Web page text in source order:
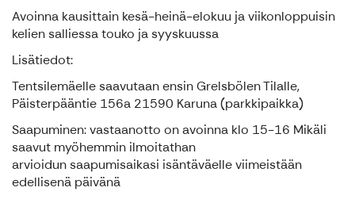
Avoinna kausittain kesä-heinä-elokuu ja viikonloppuisin
kelien salliessa touko ja syyskuussa
Lisätiedot:
Tentsilemäelle saavutaan ensin Grelsbölen Tilalle,
Päisterpääntie 156a 21590 Karuna (parkkipaikka)
Saapuminen: vastaanotto on avoinna klo 15-16 Mikäli
saavut myöhemmin ilmoitathan
arvioidun saapumisaikasi isäntäväelle viimeistään
edellisenä päivänä